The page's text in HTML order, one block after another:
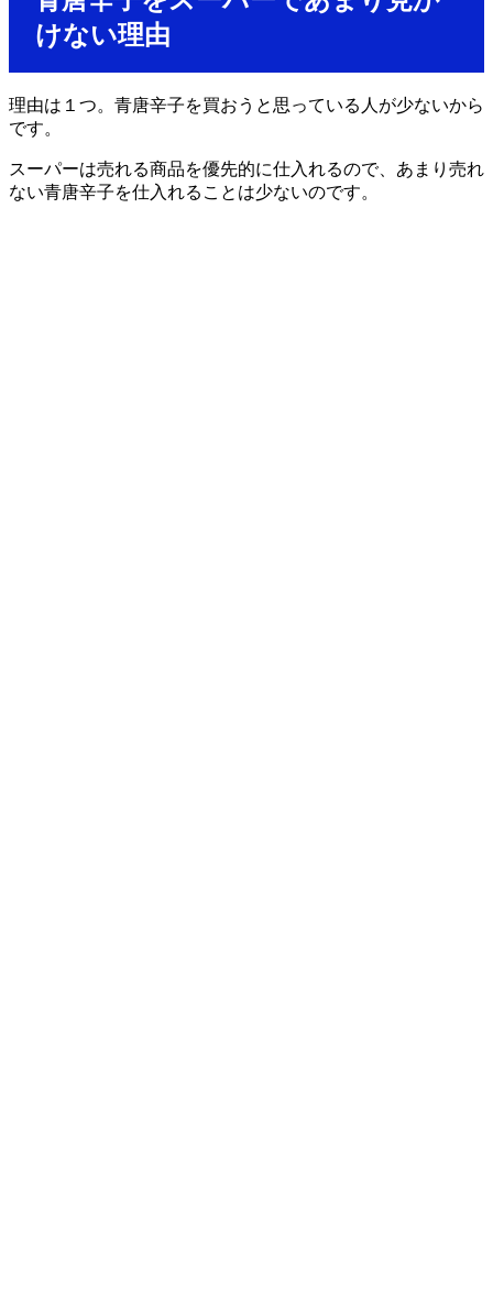
けない理由
理由は１つ。青唐辛子を買おうと思っている人が少ないから
です。
スーパーは売れる商品を優先的に仕入れるので、あまり売れ
ない青唐辛子を仕入れることは少ないのです。